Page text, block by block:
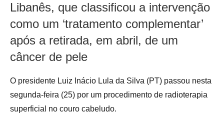
Libanês, que classificou a intervenção
como um ‘tratamento complementar’
após a retirada, em abril, de um
câncer de pele
O presidente Luiz Inácio Lula da Silva (PT) passou nesta
segunda-feira (25) por um procedimento de radioterapia
superficial no couro cabeludo.